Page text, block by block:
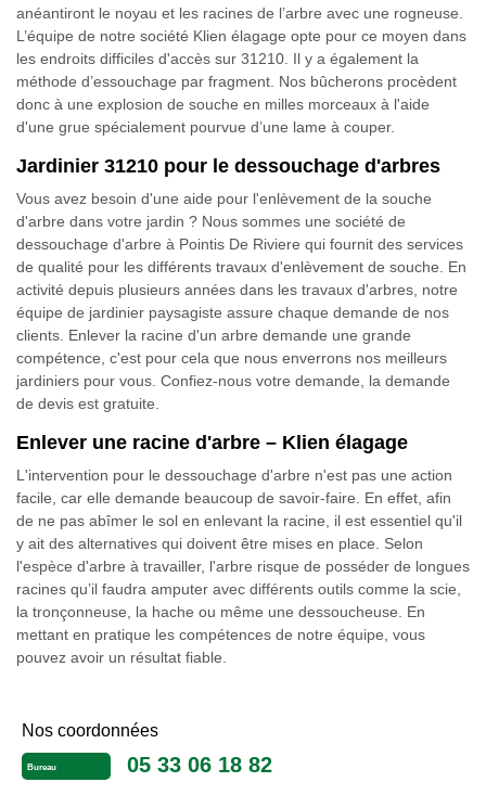
anéantiront le noyau et les racines de l’arbre avec une rogneuse.
L’équipe de notre société Klien élagage opte pour ce moyen dans
les endroits difficiles d'accès sur 31210. Il y a également la
méthode d’essouchage par fragment. Nos bûcherons procèdent
donc à une explosion de souche en milles morceaux à l'aide
d'une grue spécialement pourvue d’une lame à couper.
Jardinier 31210 pour le dessouchage d'arbres
Vous avez besoin d'une aide pour l'enlèvement de la souche
d'arbre dans votre jardin ? Nous sommes une société de
dessouchage d'arbre à Pointis De Riviere qui fournit des services
de qualité pour les différents travaux d'enlèvement de souche. En
activité depuis plusieurs années dans les travaux d'arbres, notre
équipe de jardinier paysagiste assure chaque demande de nos
clients. Enlever la racine d'un arbre demande une grande
compétence, c'est pour cela que nous enverrons nos meilleurs
jardiniers pour vous. Confiez-nous votre demande, la demande
de devis est gratuite.
Enlever une racine d'arbre – Klien élagage
L'intervention pour le dessouchage d'arbre n'est pas une action
facile, car elle demande beaucoup de savoir-faire. En effet, afin
de ne pas abîmer le sol en enlevant la racine, il est essentiel qu'il
y ait des alternatives qui doivent être mises en place. Selon
l'espèce d'arbre à travailler, l'arbre risque de posséder de longues
racines qu’il faudra amputer avec différents outils comme la scie,
la tronçonneuse, la hache ou même une dessoucheuse. En
mettant en pratique les compétences de notre équipe, vous
pouvez avoir un résultat fiable.
Nos coordonnées
Bureau 05 33 06 18 82